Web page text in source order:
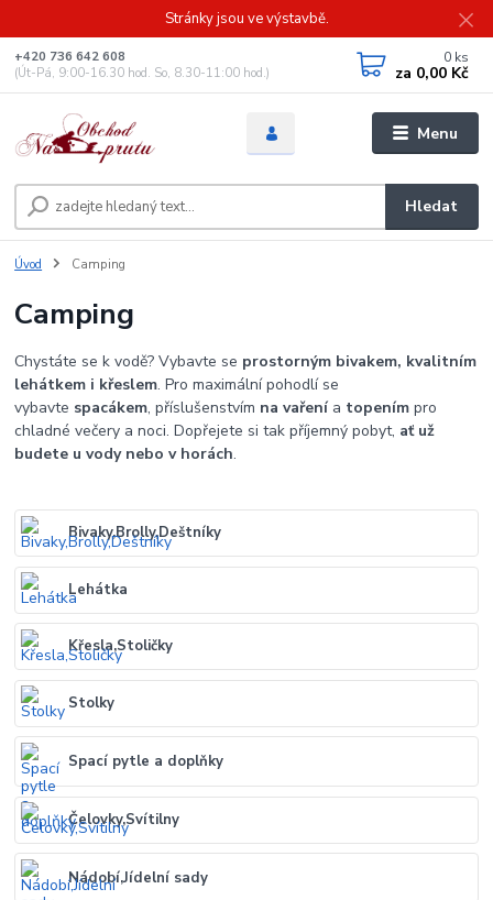
Stránky jsou ve výstavbě.
Menu
Hledat
+420 736 642 608
(Út-Pá, 9:00-16.30 hod. So, 8.30-11:00 hod.)
0 ks
za 0,00 Kč
Úvod Camping
Camping
Chystáte se k vodě? Vybavte se prostorným bivakem, kvalitním
lehátkem i křeslem. Pro maximální pohodlí se
vybavte spacákem, příslušenstvím na vařenía topením pro
chladné večery a noci. Dopřejete si tak příjemný pobyt, ať už
budete u vody nebo v horách.
Bivaky,Brolly,Deštníky
Lehátka
Křesla,Stoličky
Stolky
Spací pytle a doplňky
Čelovky,Svítilny
Nádobí,Jídelní sady